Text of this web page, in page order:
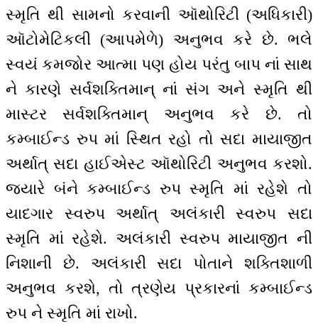
સ્મૃતિ થી સામનો કરવાની ઑથોરિટી (અધિકારી)
ઑટોમેટિકલી (આપમેળે) અનુભવ કરે છે. ભલે
સ્વયં કમજોર આત્મા પણ હોય પરંતુ બાપ નાં સાથ
ને કારણે સર્વશક્તિમાન્ નાં સંગ અને સ્મૃતિ થી
માસ્ટર સર્વશક્તિમાન્ અનુભવ કરે છે. તો
કમ્બાઈન્ડ રુપ માં સ્થિત રહો તો સદા માયાજીત
અર્થાત્ સદા હાઈએસ્ટ ઑથોરિટી અનુભવ કરશો.
જ્યારે બંને કમ્બાઈન્ડ રુપ સ્મૃતિ માં રહેશે તો
યાદગાર સ્વરુપ અર્થાત્ અલંકારી સ્વરુપ સદા
સ્મૃતિ માં રહેશે. અલંકારી સ્વરુપ માયાજીત ની
નિશાની છે. અલંકારી સદા પોતાને શક્તિશાળી
અનુભવ કરશે, તો ત્રણેય પ્રકારનાં કમ્બાઈન્ડ
રુપ ને સ્મૃતિ માં રાખો.